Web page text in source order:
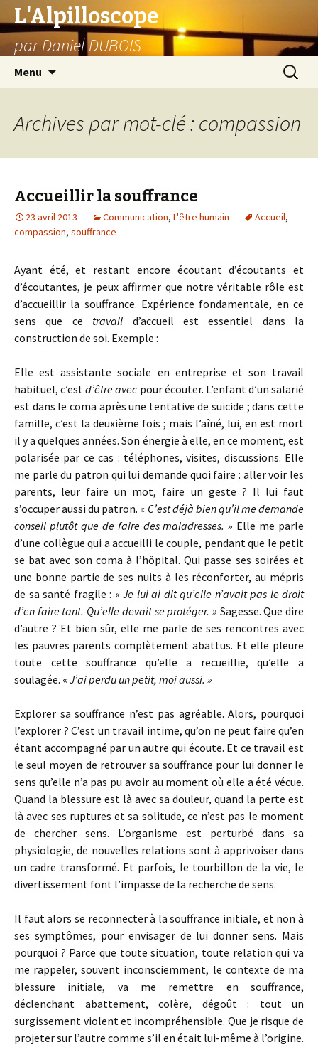
L'Alpilloscope
par Daniel DUBOIS
Menu
Archives par mot-clé : compassion
Accueillir la souffrance
23 avril 2013 Communication, L'être humain Accueil,
compassion, souffrance
Ayant été, et restant encore écoutant d’écoutants et
d’écoutantes, je peux affirmer que notre véritable rôle est
d’accueillir la souffrance. Expérience fondamentale, en ce
sens que ce travail d’accueil est essentiel dans la
construction de soi. Exemple :
Elle est assistante sociale en entreprise et son travail
habituel, c’estd’être avec pour écouter. L’enfant d’un salarié
est dans le coma après une tentative de suicide ; dans cette
famille, c’est la deuxième fois ; mais l’aîné, lui, en est mort
il y a quelques années. Son énergie à elle, en ce moment, est
polarisée par ce cas : téléphones, visites, discussions. Elle
me parle du patron qui lui demande quoi faire : aller voir les
parents, leur faire un mot, faire un geste ? Il lui faut
s’occuper aussi du patron. « C’est déjà bien qu’il me demande
conseil plutôt que de faire des maladresses. » Elle me parle
d’une collègue qui a accueilli le couple, pendant que le petit
se bat avec son coma à l’hôpital. Qui passe ses soirées et
une bonne partie de ses nuits à les réconforter, au mépris
de sa santé fragile : « Je lui ai dit qu’elle n’avait pas le droit
d’en faire tant. Qu’elle devait se protéger. » Sagesse. Que dire
d’autre ? Et bien sûr, elle me parle de ses rencontres avec
les pauvres parents complètement abattus. Et elle pleure
toute cette souffrance qu’elle a recueillie, qu’elle a
soulagée. « J’ai perdu un petit, moi aussi. »
Explorer sa souffrance n’est pas agréable. Alors, pourquoi
l’explorer ? C’est un travail intime, qu’on ne peut faire qu’en
étant accompagné par un autre qui écoute. Et ce travail est
le seul moyen de retrouver sa souffrance pour lui donner le
sens qu’elle n’a pas pu avoir au moment où elle a été vécue.
Quand la blessure est là avec sa douleur, quand la perte est
là avec ses ruptures et sa solitude, ce n’est pas le moment
de chercher sens. L’organisme est perturbé dans sa
physiologie, de nouvelles relations sont à apprivoiser dans
un cadre transformé. Et parfois, le tourbillon de la vie, le
divertissement font l’impasse de la recherche de sens.
Il faut alors se reconnecter à la souffrance initiale, et non à
ses symptômes, pour envisager de lui donner sens. Mais
pourquoi ? Parce que toute situation, toute relation qui va
me rappeler, souvent inconsciemment, le contexte de ma
blessure initiale, va me remettre en souffrance,
déclenchant abattement, colère, dégoût : tout un
surgissement violent et incompréhensible. Que je risque de
projeter sur l’autre comme s’il en était lui-même à l’origine.